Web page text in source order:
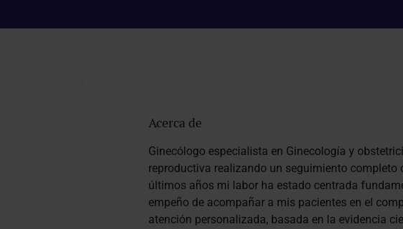
Acerca de
Ginecólogo especialista en Ginecología y
reproductiva realizando un seguimiento
últimos años mi labor ha estado centrada
empeño de acompañar a mis pacientes en el
atención personalizada, basada en la evidencia